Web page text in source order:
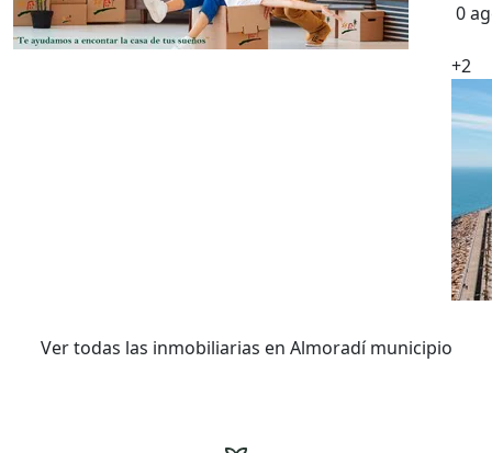
0
+2
Ver todas las inmobiliarias en Almoradí municipio